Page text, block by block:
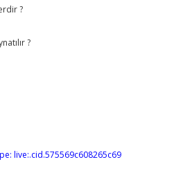
?
?
live:.cid.575569c608265c69